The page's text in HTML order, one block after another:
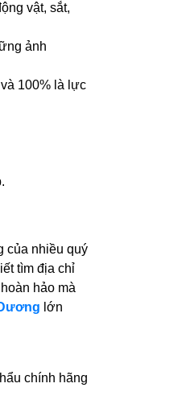
vật, sắt,
ảnh
100% là lực
của nhiều quý
tìm địa chỉ
hảo mà
lớn
chính hãng